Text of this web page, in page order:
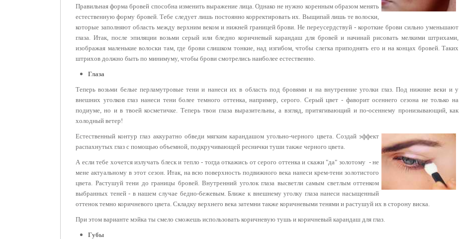
Правильная форма бровей способна изменить выражение лица. Однако не нужно коренным образом менять
естественную форму бровей. Тебе следует лишь постоянно корректировать их. Выщипай лишь те волоски,
которые заполняют область между верхним веком и нижней границей брови. Не переусердствуй - короткие брови сильно уменьшают
глаза. Итак, после эпиляции возьми серый или бледно коричневый карандаш для бровей и начинай рисовать мелкими штрихами,
изображая маленькие волоски там, где брови слишком тонкие, над изгибом, чтобы слегка приподнять его и на концах бровей. Таких
штрихов должно быть по минимуму, чтобы брови смотрелись наиболее естественно.
Глаза
Теперь возьми белые перламутровые тени и нанеси их в область под бровями и на внутренние уголки глаз. Под нижние веки и у
внешних уголков глаз нанеси тени более темного оттенка, например, серого. Серый цвет - фаворит осеннего сезона не только на
подиуме, но и в твоей косметичке. Теперь твои глаза выразительны, а взгляд, притягивающий и по-осеннему пронизывающий, как
холодный ветер!
Естественный контур глаз аккуратно обведи мягким карандашом угольно-черного цвета. Создай эффект
распахнутых глаз с помощью объемной, подкручивающей реснички туши также черного цвета.
А если тебе хочется излучать блеск и тепло - тогда откажись от серого оттенка и скажи "да" золотому - не
мене актуальному в этот сезон. Итак, на всю поверхность подвижного века нанеси крем-тени золотистого
цвета. Растушуй тени до границы бровей. Внутренний уголок глаза высветли самым светлым оттенком
выбранных теней - в нашем случае бедно-бежевым. Ближе к внешнему уголку глаза нанеси насыщенный
оттенок темно коричневого цвета. Складку верхнего века затемни также коричневыми тенями и растушуй их в сторону виска.
При этом варианте мэйка ты смело сможешь использовать коричневую тушь и коричневый карандаш для глаз.
Губы